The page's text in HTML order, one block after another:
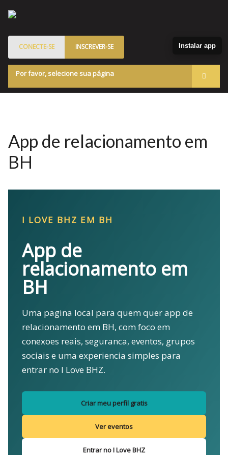
CONECTE-SE INSCREVER-SE
Por favor, selecione sua página
Programa de Patrocinados
Marketplace
App de relacionamento em
BH
I LOVE BHZ EM BH
App de
relacionamento em
BH
Uma pagina local para quem quer app de
relacionamento em BH, com foco em
conexoes reais, seguranca, eventos, grupos
sociais e uma experiencia simples para
entrar no I Love BHZ.
Criar meu perfil gratis
Ver eventos
Entrar no I Love BHZ
Instalar app